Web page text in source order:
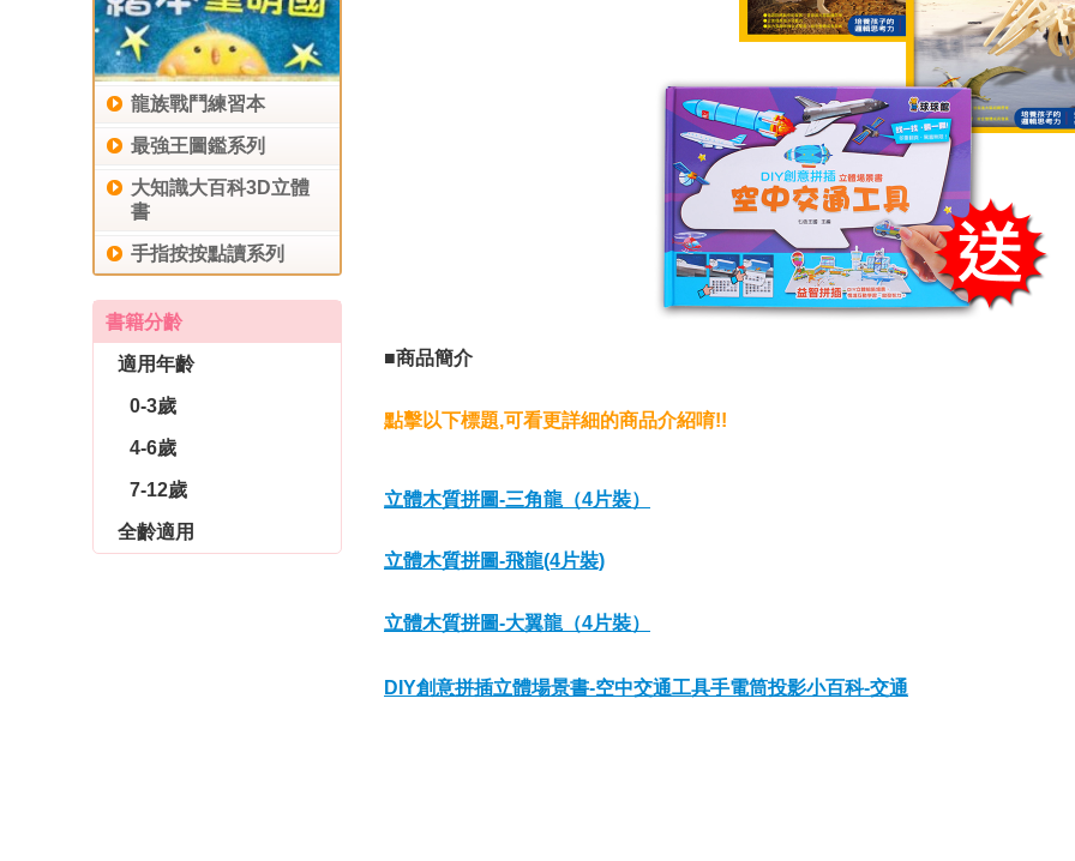
龍族戰鬥練習本
最強王圖鑑系列
大知識大百科3D立體
書
手指按按點讀系列
書籍分齡
適用年齡
0-3歲
4-6歲
7-12歲
全齡適用
■商品簡介
點擊以下標題,可看更詳細的商品介紹唷!!
立體木質拼圖-三角龍（4片裝）
立體木質拼圖-飛龍(4片裝)
立體木質拼圖-大翼龍（4片裝）
DIY創意拼插立體場景書-空中交通工具手電筒投影小百科-交通